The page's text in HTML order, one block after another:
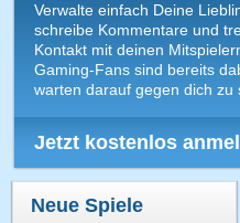
Verwalte einfach Deine
schreibe Kommentare und
Kontakt mit deinen
Gaming-Fans sind bereits
warten darauf gegen dich zu
Jetzt kostenlos
Neue Spiele